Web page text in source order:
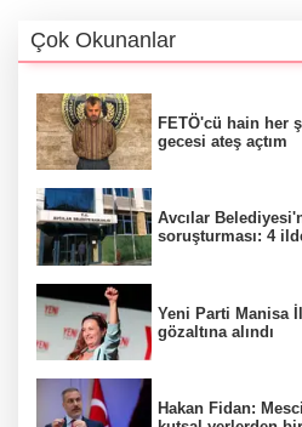
Çok Okunanlar
FETÖ'cü hain her
gecesi ateş açtım
Avcılar
soruşturması: 4
Yeni Parti Manisa
gözaltına alındı
Hakan Fidan: